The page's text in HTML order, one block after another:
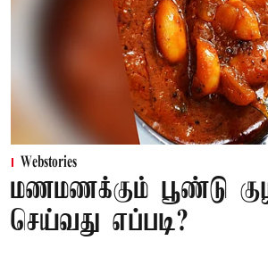
Webstories
மணமணக்கும் பூண்டு
செய்வது எப்படி?